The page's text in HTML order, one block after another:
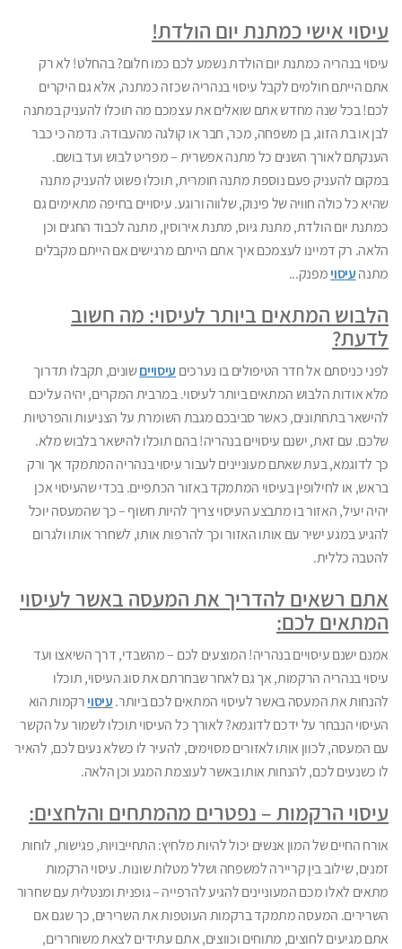
עיסוי אישי כמתנת יום הולדת!
עיסוי בנהריה כמתנת יום הולדת נשמע לכם כמו חלום? בהחלט! לא רק
אתם הייתם חולמים לקבל עיסוי בנהריה שכזה כמתנה, אלא גם היקרים
לכם! בכל שנה מחדש אתם שואלים את עצמכם מה תוכלו להעניק במתנה
לבן או בת הזוג, בן משפחה, מכר, חבר או קולגה מהעבודה. נדמה כי כבר
הענקתם לאורך השנים כל מתנה אפשרית – מפריט לבוש ועד בושם.
במקום להעניק פעם נוספת מתנה חומרית, תוכלו פשוט להעניק מתנה
שהיא כל כולה חוויה של פינוק, שלווה ורוגע. עיסויים בחיפה מתאימים גם
כמתנת יום הולדת, מתנת גיוס, מתנת אירוסין, מתנה לכבוד החגים וכן
הלאה. רק דמיינו לעצמכם איך אתם הייתם מרגישים אם הייתם מקבלים
מתנה עיסוי מפנק...
הלבוש המתאים ביותר לעיסוי: מה חשוב
לדעת?
לפני כניסתם אל חדר הטיפולים בו נערכים עיסוייםשונים, תקבלו תדרוך
מלא אודות הלבוש המתאים ביותר לעיסוי. במרבית המקרים, יהיה עליכם
להישאר בתחתונים, כאשר סביבכם מגבת השומרת על הצניעות והפרטיות
שלכם. עם זאת, ישנם עיסויים בנהריה! בהם תוכלו להישאר בלבוש מלא.
כך לדוגמא, בעת שאתם מעוניינים לעבור עיסוי בנהריה המתמקד אך ורק
בראש, או לחילופין בעיסוי המתמקד באזור הכתפיים. בכדי שהעיסוי אכן
יהיה יעיל, האזור בו מתבצע העיסוי צריך להיות חשוף – כך שהמעסה יוכל
להגיע במגע ישיר עם אותו האזור וכך להרפות אותו, לשחרר אותו ולגרום
להטבה כללית.
אתם רשאים להדריך את המעסה באשר לעיסוי
המתאים לכם:
אמנם ישנם עיסויים בנהריה! המוצעים לכם – מהשבדי, דרך השיאצו ועד
עיסוי בנהריה הרקמות, אך גם לאחר שבחרתם את סוג העיסוי, תוכלו
להנחות את המעסה באשר לעיסוי המתאים לכם ביותר. עיסוי רקמות הוא
העיסוי הנבחר על ידכם לדוגמא? לאורך כל העיסוי תוכלו לשמור על הקשר
עם המעסה, לכוון אותו לאזורים מסוימים, להעיר לו כשלא נעים לכם, להאיר
לו כשנעים לכם, להנחות אותו באשר לעוצמת המגע וכן הלאה.
עיסוי הרקמות – נפטרים מהמתחים והלחצים:
אורח החיים של המון אנשים יכול להיות מלחיץ: התחייבויות, פגישות, לוחות
זמנים, שילוב בין קריירה למשפחה ושלל מטלות שונות. עיסוי הרקמות
מתאים לאלו מכם המעוניינים להגיע להרפייה – גופנית ומנטלית עם שחרור
השרירים. המעסה מתמקד ברקמות העוטפות את השרירים, כך שגם אם
אתם מגיעים לחוצים, מתוחים וכווצים, אתם עתידים לצאת משוחררים,